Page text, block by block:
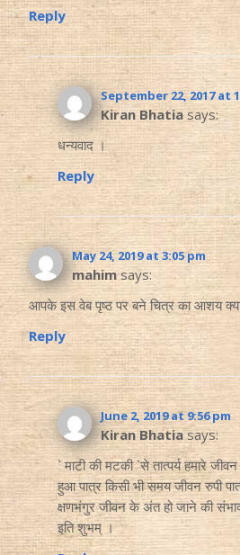
Reply
September 22, 2017 at
Kiran Bhatia says:
धन्यवाद ।
Reply
May 24, 2019 at 3:05 pm
mahim says:
आपके इस वेब पृष्ठ पर बने चित्र का आशय
Reply
June 2, 2019 at 9:56 pm
Kiran Bhatia says:
` माटी की मटकी `से तात्पर्य हमारे
हुआ पात्र किसी भी समय जीवन रुपी
क्षणभंगुर जीवन के अंत हो जाने की
इति शुभम् ।